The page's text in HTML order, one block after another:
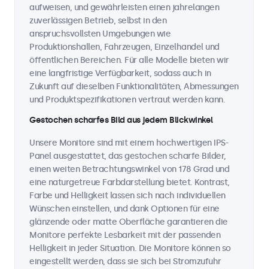
aufweisen, und gewährleisten einen jahrelangen
zuverlässigen Betrieb, selbst in den
anspruchsvollsten Umgebungen wie
Produktionshallen, Fahrzeugen, Einzelhandel und
öffentlichen Bereichen. Für alle Modelle bieten wir
eine langfristige Verfügbarkeit, sodass auch in
Zukunft auf dieselben Funktionalitäten, Abmessungen
und Produktspezifikationen vertraut werden kann.
Gestochen scharfes Bild aus jedem Blickwinkel
Unsere Monitore sind mit einem hochwertigen IPS-
Panel ausgestattet, das gestochen scharfe Bilder,
einen weiten Betrachtungswinkel von 178 Grad und
eine naturgetreue Farbdarstellung bietet. Kontrast,
Farbe und Helligkeit lassen sich nach individuellen
Wünschen einstellen, und dank Optionen für eine
glänzende oder matte Oberfläche garantieren die
Monitore perfekte Lesbarkeit mit der passenden
Helligkeit in jeder Situation. Die Monitore können so
eingestellt werden, dass sie sich bei Stromzufuhr